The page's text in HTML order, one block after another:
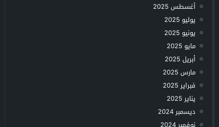
أغسطس 2025
يوليو 2025
يونيو 2025
مايو 2025
أبريل 2025
مارس 2025
فبراير 2025
يناير 2025
ديسمبر 2024